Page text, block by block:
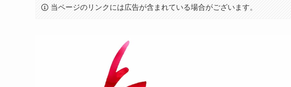
当ページのリンクには広告が含まれている場合がございます。